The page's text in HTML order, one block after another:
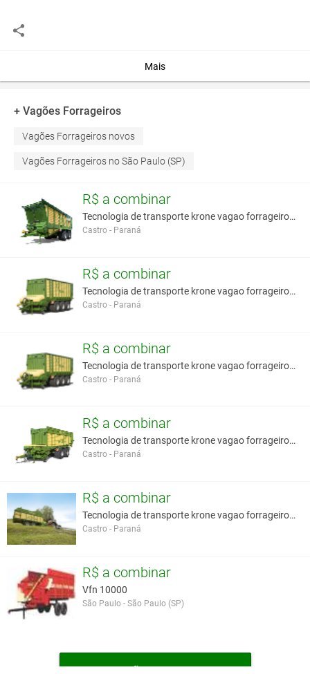
Você assume toda a responsabilidade pela cotação deste item. Você acha que
Mais
+ Vagões Forrageiros
Vagões Forrageiros novos
Vagões Forrageiros no São Paulo (SP)
R$ a combinar
Tecnologia de transporte krone vagao forrageiro de
Castro - Paraná
R$ a combinar
Tecnologia de transporte krone vagao forrageiro au
Castro - Paraná
R$ a combinar
Tecnologia de transporte krone vagao forrageiro au
Castro - Paraná
R$ a combinar
Tecnologia de transporte krone vagao forrageiro au
Castro - Paraná
R$ a combinar
Tecnologia de transporte krone vagao forrageiro au
Castro - Paraná
R$ a combinar
Vfn 10000
São Paulo - São Paulo (SP)